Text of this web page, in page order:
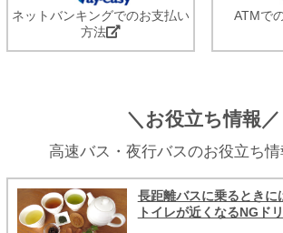
ネットバンキングでのお支払い
方法
ATMで
＼お役立ち情報／
高速バス・夜行バスのお役立ち情
長距離バスに乗るときに
トイレが近くなるNGド